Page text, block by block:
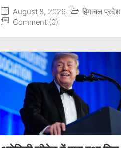
August 8, 2026
हिमाचल प्रदेश
Comment (0)